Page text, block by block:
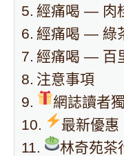
經痛喝 — 肉
經痛喝 — 綠
經痛喝 — 百
注意事項
網誌讀者
最新優惠
林奇苑茶